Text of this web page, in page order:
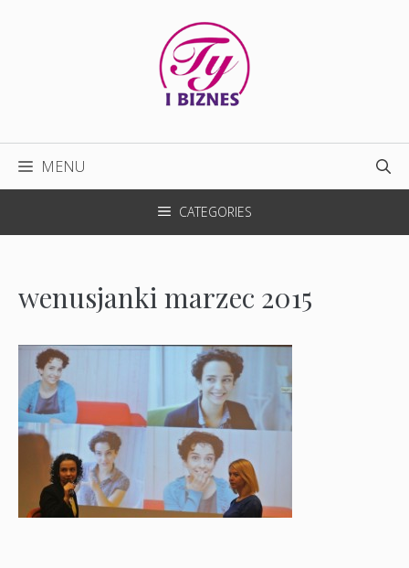
MENU
CATEGORIES
wenusjanki marzec 2015